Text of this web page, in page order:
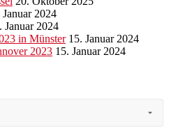
Januar 2024
Januar 2024
in Münster 15. Januar 2024
2023 15. Januar 2024